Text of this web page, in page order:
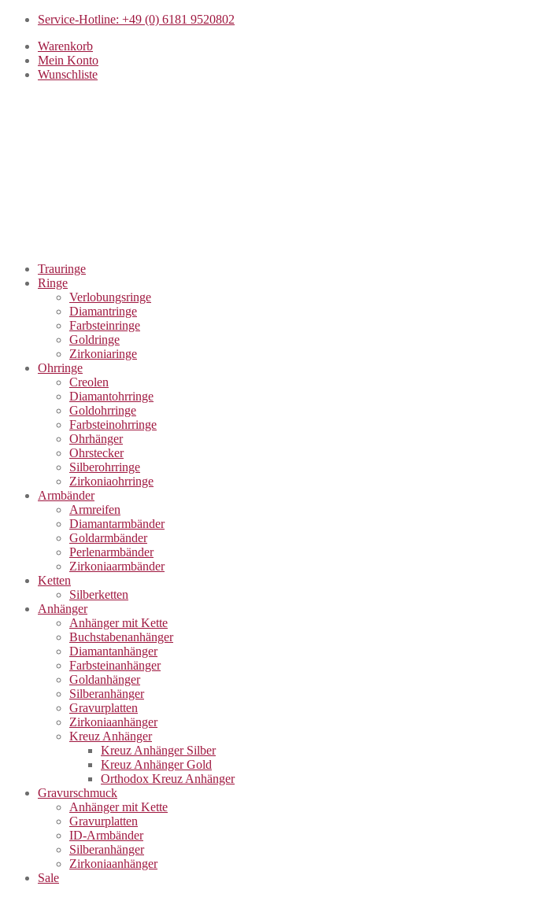
Service-Hotline: +49 (0) 6181 9520802
Warenkorb
Mein Konto
Wunschliste
Trauringe
Ringe
Verlobungsringe
Diamantringe
Farbsteinringe
Goldringe
Zirkoniaringe
Ohrringe
Creolen
Diamantohrringe
Goldohrringe
Farbsteinohrringe
Ohrhänger
Ohrstecker
Silberohrringe
Zirkoniaohrringe
Armbänder
Armreifen
Diamantarmbänder
Goldarmbänder
Perlenarmbänder
Zirkoniaarmbänder
Ketten
Silberketten
Anhänger
Anhänger mit Kette
Buchstabenanhänger
Diamantanhänger
Farbsteinanhänger
Goldanhänger
Silberanhänger
Gravurplatten
Zirkoniaanhänger
Kreuz Anhänger
Kreuz Anhänger Silber
Kreuz Anhänger Gold
Orthodox Kreuz Anhänger
Gravurschmuck
Anhänger mit Kette
Gravurplatten
ID-Armbänder
Silberanhänger
Zirkoniaanhänger
Sale